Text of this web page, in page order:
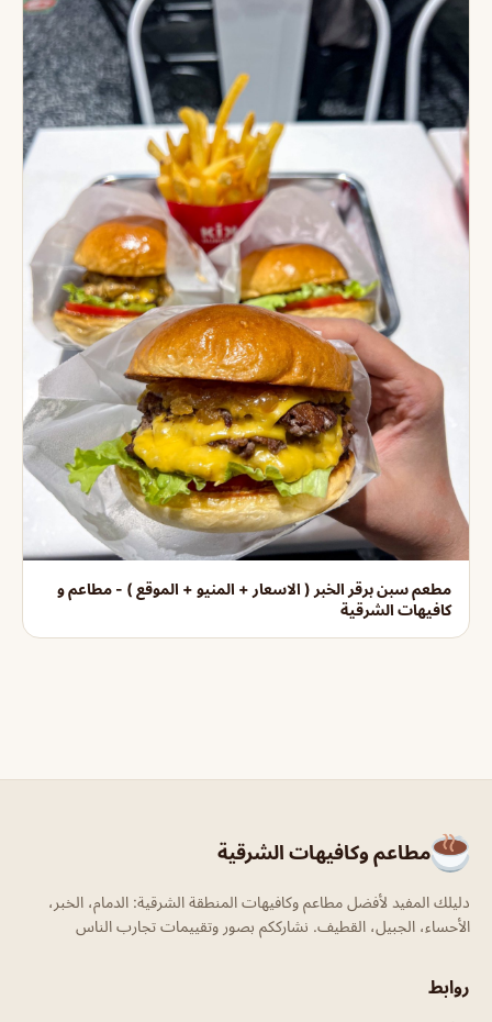
مطعم سبن برقر الخبر ( الاسعار + المنيو + الموقع ) - مطاعم و
كافيهات الشرقية
مطاعم وكافيهات الشرقية
دليلك المفيد لأفضل مطاعم وكافيهات المنطقة الشرقية: الدمام، الخبر،
الأحساء، الجبيل، القطيف. نشارككم بصور وتقييمات تجارب الناس
روابط